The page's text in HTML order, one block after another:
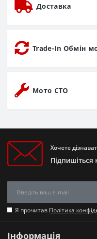
Доставка
Trade-In Обмін
Мото СТО
Хочете
Я прочитав Політика
Інформація